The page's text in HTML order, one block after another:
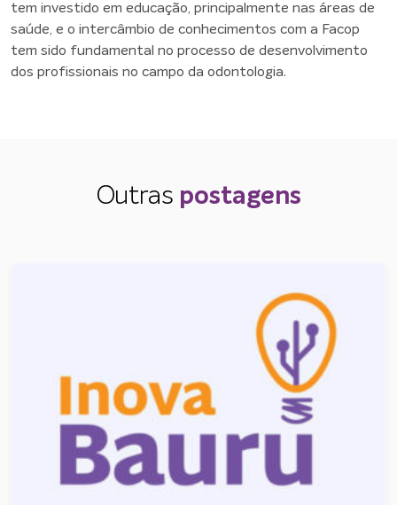
tem investido em educação, principalmente nas áreas de
saúde, e o intercâmbio de conhecimentos com a Facop
tem sido fundamental no processo de desenvolvimento
dos profissionais no campo da odontologia.
Outras postagens